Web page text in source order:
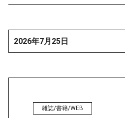
2026年7月25日
雑誌/書籍/WEB